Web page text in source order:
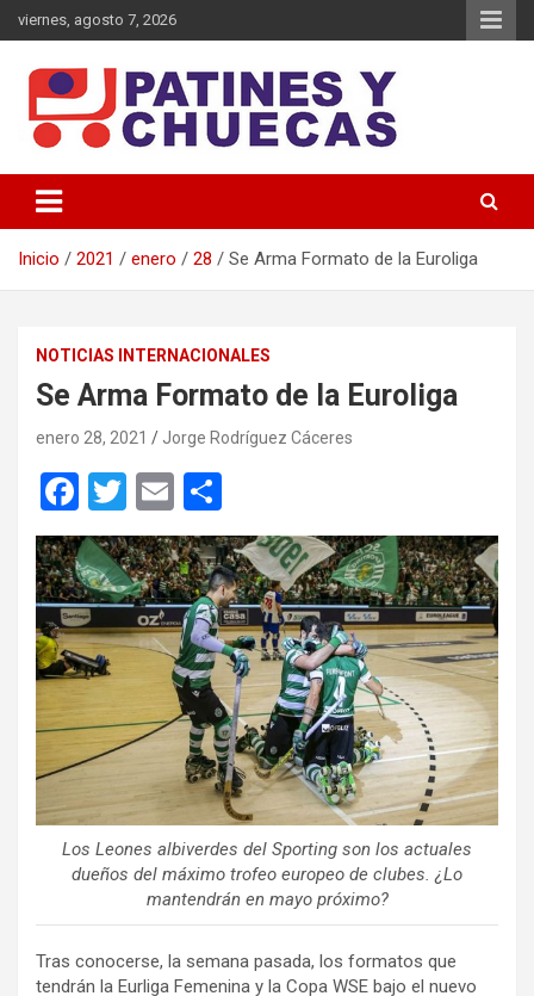
Saltar
al
viernes, agosto 7, 2026
Patines y Chuecas
Inicio 2021 enero 28 Se Arma Formato de la Euroliga
NOTICIAS INTERNACIONALES
Se Arma Formato de la Euroliga
enero 28, 2021 Jorge Rodríguez Cáceres
F
a
ce
b
o
o
k
T
wi
tt
er
E
m
ail
o
m
p
ar
tir
Los Leones albiverdes del Sporting son los actuales
dueños del máximo trofeo europeo de clubes. ¿Lo
mantendrán en mayo próximo?
Tras conocerse, la semana pasada, los formatos que
tendrán la Eurliga Femenina y la Copa WSE bajo el nuevo